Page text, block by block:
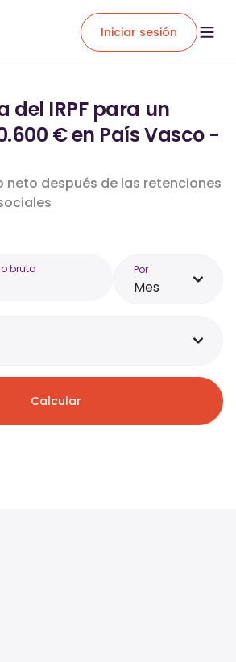
Iniciar sesión
del IRPF para un
€ en País Vasco -
neto después de las retenciones
bruto Por
Mes
Calcular